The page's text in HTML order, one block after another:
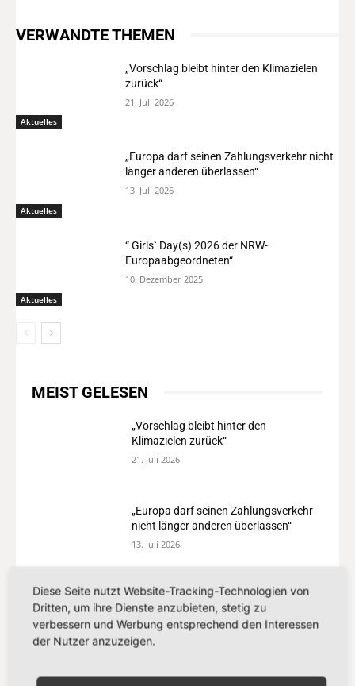
VERWANDTE THEMEN
Aktuelles
„Vorschlag bleibt hinter den Klimazielen
zurück“
21. Juli 2026
Aktuelles
„Europa darf seinen Zahlungsverkehr nicht
länger anderen überlassen“
13. Juli 2026
Aktuelles
“ Girls` Day(s) 2026 der NRW-
Europaabgeordneten“
10. Dezember 2025
MEIST GELESEN
„Vorschlag bleibt hinter den
Klimazielen zurück“
21. Juli 2026
„Europa darf seinen Zahlungsverkehr
nicht länger anderen überlassen“
13. Juli 2026
„Der Kampf gegen Missbrauchsbilder
im Netz verdient mehr als eine
Übergangslösung“
8. Juli 2026
„Europa setzt auf Partnerschaft statt
Diese Seite nutzt Website-Tracking-Technologien von
Dritten, um ihre Dienste anzubieten, stetig zu
verbessern und Werbung entsprechend den Interessen
der Nutzer anzuzeigen.